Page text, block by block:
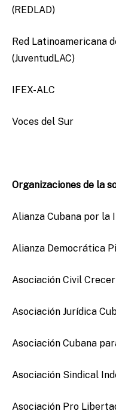
(REDLAD)
Red Latinoamericana
(JuventudLAC)
IFEX-ALC
Voces del Sur
Organizaciones de la
Alianza Cubana por la
Alianza Democrática
Asociación Civil
Asociación Jurídica
Asociación Cubana
Asociación Sindical
Asociación Pro